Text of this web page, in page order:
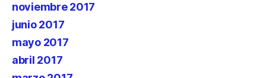
noviembre 2017
junio 2017
mayo 2017
abril 2017